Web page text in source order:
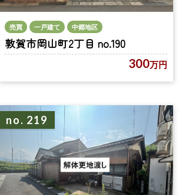
売買 一戸建て 中郷地区
敦賀市岡山町2丁目 no.190
300万円
no. 219